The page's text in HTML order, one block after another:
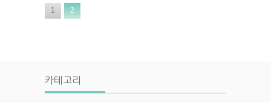
1 2
카테고리